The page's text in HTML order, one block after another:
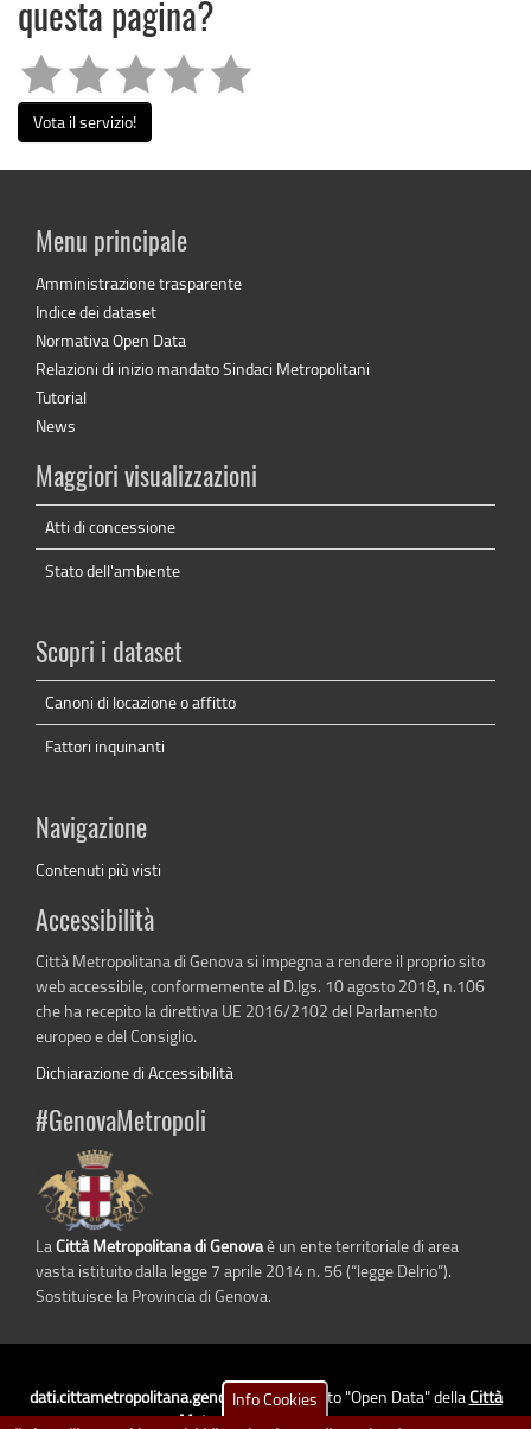
questa pagina?
Vota il servizio!
Menu principale
Amministrazione trasparente
Indice dei dataset
Normativa Open Data
Relazioni di inizio mandato Sindaci Metropolitani
Tutorial
News
Maggiori visualizzazioni
Atti di concessione
Stato dell'ambiente
Scopri i dataset
Canoni di locazione o affitto
Fattori inquinanti
Navigazione
Contenuti più visti
Accessibilità
Città Metropolitana di Genova si impegna a rendere il proprio sito
web accessibile, conformemente al D.lgs. 10 agosto 2018, n.106
che ha recepito la direttiva UE 2016/2102 del Parlamento
europeo e del Consiglio.
Dichiarazione di Accessibilità
#GenovaMetropoli
LaCittà Metropolitana di Genovaè un ente territoriale di area
vasta istituito dalla legge 7 aprile 2014 n. 56 (“legge Delrio”).
Sostituisce la Provincia di Genova.
dati.cittametropolitana.genova.itè il progetto "Open Data" dellaCittà
Metropolitana di Genova.
Info Cookies